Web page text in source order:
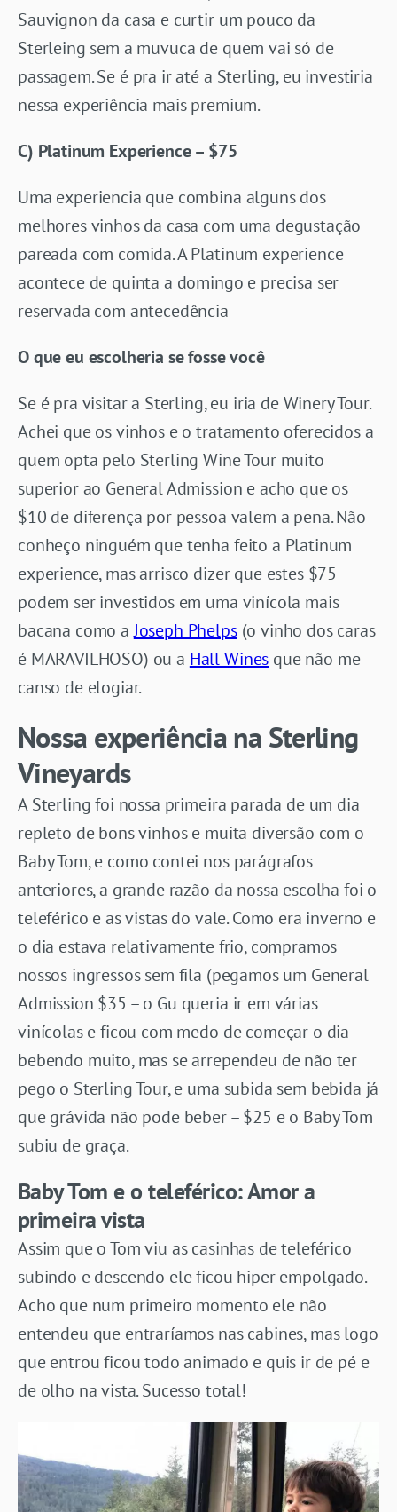
Sauvignon da casa e curtir um pouco da
Sterleing sem a muvuca de quem vai só de
passagem. Se é pra ir até a Sterling, eu investiria
nessa experiência mais premium.
C) Platinum Experience – $75
Uma experiencia que combina alguns dos
melhores vinhos da casa com uma degustação
pareada com comida. A Platinum experience
acontece de quinta a domingo e precisa ser
reservada com antecedência
O que eu escolheria se fosse você
Se é pra visitar a Sterling, eu iria de Winery Tour.
Achei que os vinhos e o tratamento oferecidos a
quem opta pelo Sterling Wine Tour muito
superior ao General Admission e acho que os
$10 de diferença por pessoa valem a pena. Não
conheço ninguém que tenha feito a Platinum
experience, mas arrisco dizer que estes $75
podem ser investidos em uma vinícola mais
bacana como aJoseph Phelps(o vinho dos caras
é MARAVILHOSO) ou a Hall Wines que não me
canso de elogiar.
Nossa experiência na Sterling
Vineyards
A Sterling foi nossa primeira parada de um dia
repleto de bons vinhos e muita diversão com o
Baby Tom, e como contei nos parágrafos
anteriores, a grande razão da nossa escolha foi o
teleférico e as vistas do vale. Como era inverno e
o dia estava relativamente frio, compramos
nossos ingressos sem fila (pegamos um General
Admission $35 – o Gu queria ir em várias
vinícolas e ficou com medo de começar o dia
bebendo muito, mas se arrependeu de não ter
pego o Sterling Tour, e uma subida sem bebida já
que grávida não pode beber – $25 e o Baby Tom
subiu de graça.
Baby Tom e o teleférico: Amor a
primeira vista
Assim que o Tom viu as casinhas de teleférico
subindo e descendo ele ficou hiper empolgado.
Acho que num primeiro momento ele não
entendeu que entraríamos nas cabines, mas logo
que entrou ficou todo animado e quis ir de pé e
de olho na vista. Sucesso total!